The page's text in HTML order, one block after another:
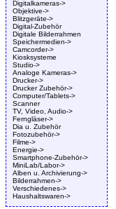
Digitalkameras->
Objektive->
Blitzgeräte->
Digital-Zubehör
Digitale Bilderrahmen
Speichermedien->
Camcorder->
Kiosksysteme
Studio->
Analoge Kameras->
Drucker->
Drucker Zubehör->
Computer/Tablets->
Scanner
TV, Video, Audio->
Ferngläser->
Dia u. Zubehör
Fotozubehör->
Filme->
Energie->
Smartphone-Zubehör->
MiniLab/Labor->
Alben u. Archivierung->
Bilderrahmen->
Verschiedenes->
Haushaltswaren->